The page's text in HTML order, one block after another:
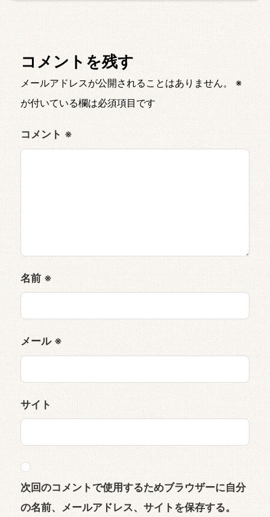
コメントを残す
メールアドレスが公開されることはありません。
※
が付いている欄は必須項目です
コメント ※
名前 ※
メール ※
サイト
次回のコメントで使用するためブラウザーに自分
の名前、メールアドレス、サイトを保存する。